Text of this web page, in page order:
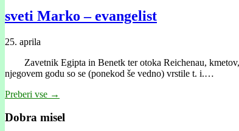
sveti Marko – evangelist
25. aprila
Zavetnik Egipta in Benetk ter otoka Reichenau, kmetov,
njegovem godu so se (ponekod še vedno) vrstile t. i.…
Preberi vse →
Dobra misel